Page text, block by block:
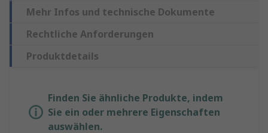
Mehr Infos und technische Dokumente
Rechtliche Anforderungen
Produktdetails
Finden Sie ähnliche Produkte, indem
Sie ein oder mehrere Eigenschaften
auswählen.